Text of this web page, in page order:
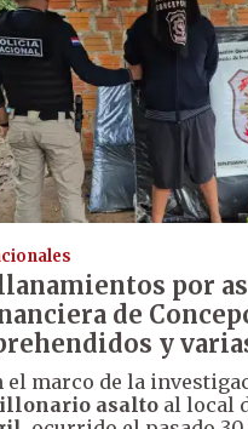
por
de
y
el marco de la
asalto al local